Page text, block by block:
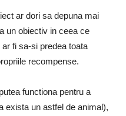
ar dori sa depuna mai
un obiectiv in ceea ce
fi sa-si predea toata
recompense.
functiona pentru a
exista un astfel de animal),